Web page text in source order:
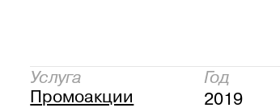
Услуга
Промоакции
Год
2019